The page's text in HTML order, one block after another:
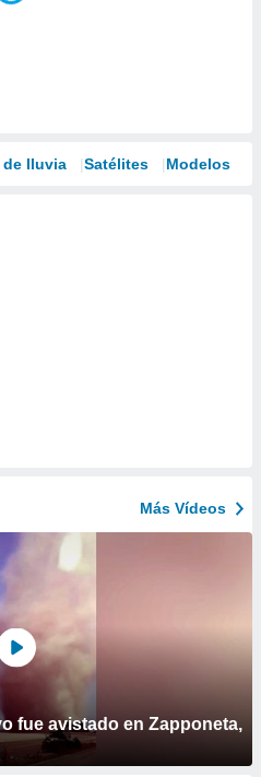
de lluvia Satélites Modelos
Más Vídeos
fue avistado en Zapponeta,